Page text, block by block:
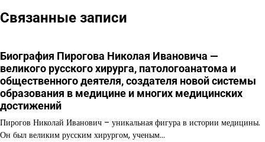
Связанные записи
Биография Пирогова Николая Ивановича —
великого русского хирурга, патологоанатома и
общественного деятеля, создателя новой системы
образования в медицине и многих медицинских
достижений
Пирогов Николай Иванович – уникальная фигура в истории медицины.
Он был великим русским хирургом, ученым…